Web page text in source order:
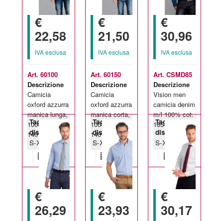
€
22,58
IVA esclusa
Art. 60100
Descrizione
Camicia
oxford azzurra
manica lunga,
100% cotone,
140 gr/mq
Taglie
disponibili:
S-XXXL
€
21,50
IVA esclusa
Art. 60150
Descrizione
Camicia
oxford azzurra
manica corta,
100% cotone,
140 gr/mq
Taglie
disponibili:
S-XXXL
€
30,96
IVA esclusa
Art. CSMD85
Descrizione
Vision men
camicia denim
m/l 100% cot.
185 gr/m2
Taglie
disponibili:
S-XXL
€
26,29
€
23,93
€
30,17